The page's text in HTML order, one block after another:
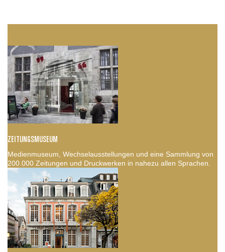
ZEITUNGSMUSEUM
Medienmuseum, Wechselausstellungen und eine Sammlung von
200.000 Zeitungen und Druckwerken in nahezu allen Sprachen.